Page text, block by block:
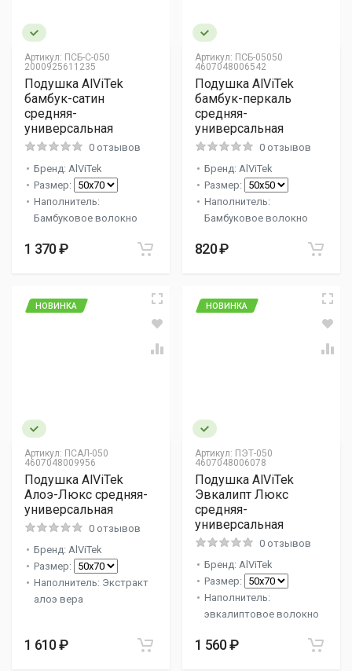
Артикул: ПСБ-С-050
2000925611235
Подушка AlViTek
бамбук-сатин
средняя-
универсальная
0 отзывов
Бренд: AlViTek
Размер:
Наполнитель:
Бамбуковое волокно
1 370 ₽
Артикул: ПСБ-05050
4607048006542
Подушка AlViTek
бамбук-перкаль
средняя-
универсальная
0 отзывов
Бренд: AlViTek
Размер:
Наполнитель:
Бамбуковое волокно
820 ₽
Артикул: ПСАЛ-050
4607048009956
НОВИНКА
Подушка AlViTek
Алоэ-Люкс средняя-
универсальная
0 отзывов
Бренд: AlViTek
Размер:
Наполнитель: Экстракт
алоэ вера
1 610 ₽
Артикул: ПЭТ-050
4607048006078
НОВИНКА
Подушка AlViTek
Эвкалипт Люкс
средняя-
универсальная
0 отзывов
Бренд: AlViTek
Размер:
Наполнитель:
эвкалиптовое волокно
1 560 ₽